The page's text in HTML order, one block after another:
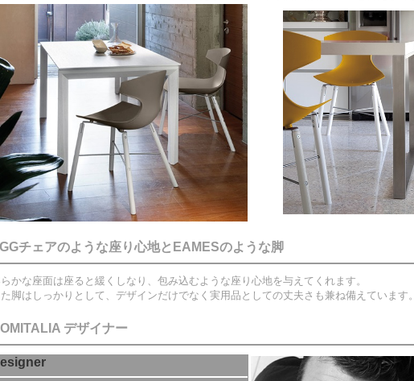
チェアのような座り心地とEAMESのような脚
かな座面は座ると緩くしなり、包み込むような座り心地を与えてくれます。
た脚はしっかりとして、デザインだけでなく実用品としての丈夫さも兼ね備えています。
デザイナー